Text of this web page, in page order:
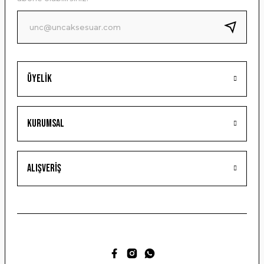
Ürün fiyatı diğer sitelerden daha pahalı.
Bu ürüne benzer farklı alternatifler olmalı.
Gönder
Üyelik
Kurumsal
Alışveriş